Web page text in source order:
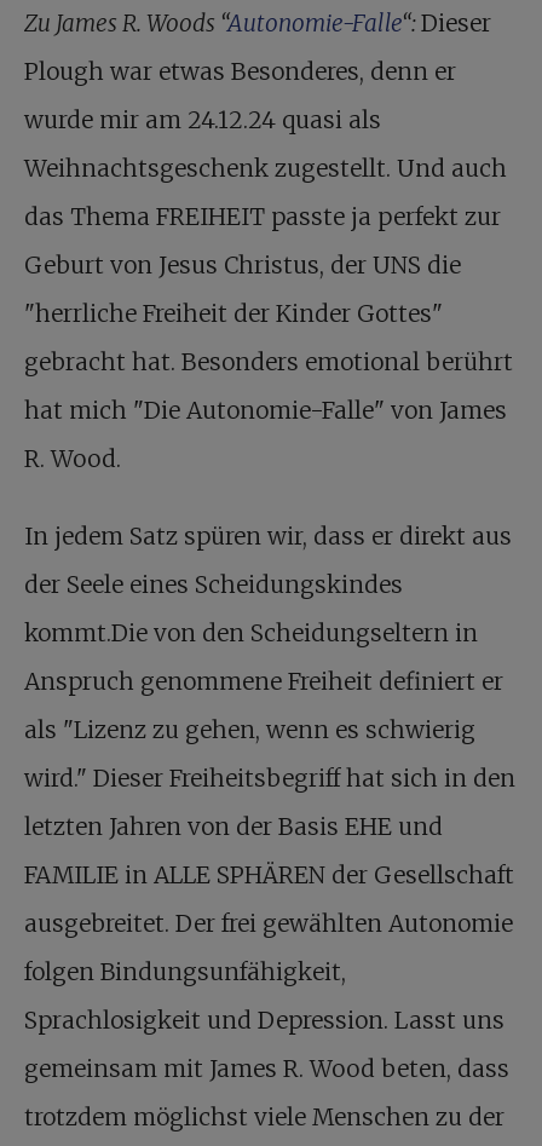
Zu James R. Woods “Autonomie-Falle“:Dieser
Plough war etwas Besonderes, denn er
wurde mir am 24.12.24 quasi als
Weihnachtsgeschenk zugestellt. Und auch
das Thema FREIHEIT passte ja perfekt zur
Geburt von Jesus Christus, der UNS die
"herrliche Freiheit der Kinder Gottes"
gebracht hat. Besonders emotional berührt
hat mich "Die Autonomie-Falle" von James
R. Wood.
In jedem Satz spüren wir, dass er direkt aus
der Seele eines Scheidungskindes
kommt.Die von den Scheidungseltern in
Anspruch genommene Freiheit definiert er
als "Lizenz zu gehen, wenn es schwierig
wird." Dieser Freiheitsbegriff hat sich in den
letzten Jahren von der Basis EHE und
FAMILIE in ALLE SPHÄREN der Gesellschaft
ausgebreitet. Der frei gewählten Autonomie
folgen Bindungsunfähigkeit,
Sprachlosigkeit und Depression. Lasst uns
gemeinsam mit James R. Wood beten, dass
trotzdem möglichst viele Menschen zu der